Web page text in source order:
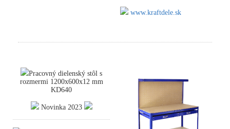
www.kraftdele.sk
Pracovný dielenský stôl s
rozmermi 1200x600x12 mm
KD640
Novinka 2023